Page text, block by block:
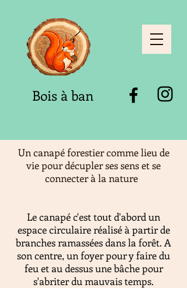
Bois à ban
Un canapé forestier comme lieu de
vie pour décupler ses sens et se
connecter à la nature
Le canapé c'est tout d'abord un
espace circulaire réalisé à partir de
branches ramassées dans la forêt. A
son centre, un foyer pour y faire du
feu et au dessus une bâche pour
s'abriter du mauvais temps.